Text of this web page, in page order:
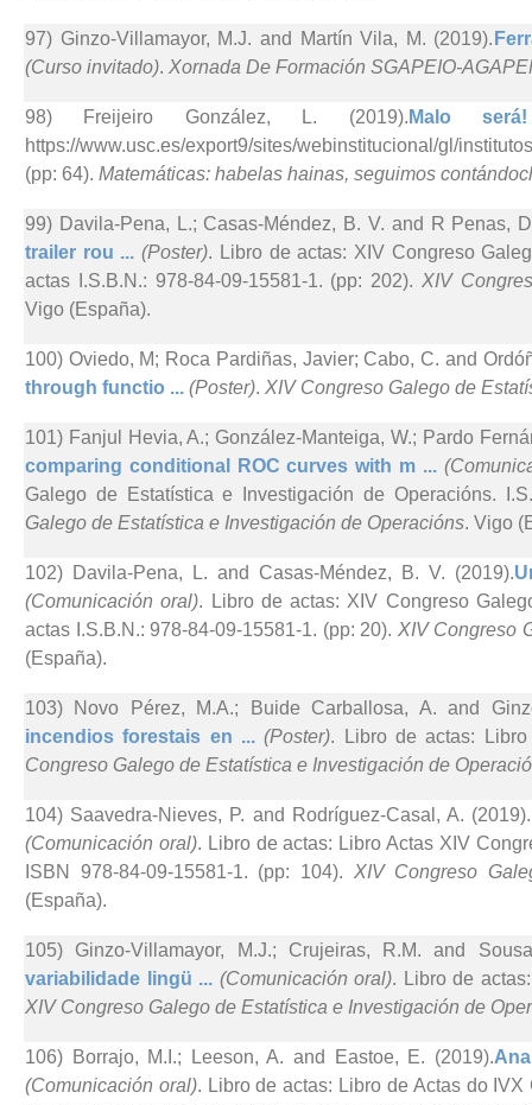
97) Ginzo-Villamayor, M.J. and Martín Vila, M. (2019).
(Curso invitado). Xornada De Formación SGAPEIO-
98) Freijeiro González, L. (2019). Malo
https://www.usc.es/export9/sites/webinstitucional/gl/
(pp: 64). Matemáticas: habelas hainas, seguimos
99) Davila-Pena, L.; Casas-Méndez, B. V. and R Penas,
trailer rou ...(Poster). Libro de actas: XIV Congreso
actas I.S.B.N.: 978-84-09-15581-1. (pp: 202). XIV
Vigo (España).
100) Oviedo, M; Roca Pardiñas, Javier; Cabo, C. and
through functio ... (Poster). XIV Congreso Galego de
101) Fanjul Hevia, A.; González-Manteiga, W.; Pardo
comparing conditional ROC curves with m ...
Galego de Estatística e Investigación de Operacións.
Galego de Estatística e Investigación de Operacións. Vigo
102) Davila-Pena, L. and Casas-Méndez, B. V. (2019).
(Comunicación oral). Libro de actas: XIV Congreso
actas I.S.B.N.: 978-84-09-15581-1. (pp: 20). XIV Congreso
(España).
103) Novo Pérez, M.A.; Buide Carballosa, A. and
incendios forestais en ...(Poster). Libro de actas:
Congreso Galego de Estatística e Investigación de
104) Saavedra-Nieves, P. and Rodríguez-Casal, A. (2019).
(Comunicación oral). Libro de actas: Libro Actas XIV
ISBN 978-84-09-15581-1. (pp: 104). XIV Congreso
(España).
105) Ginzo-Villamayor, M.J.; Crujeiras, R.M. and
variabilidade lingü ... (Comunicación oral). Libro de
XIV Congreso Galego de Estatística e Investigación de
106) Borrajo, M.I.; Leeson, A. and Eastoe, E. (2019).
(Comunicación oral). Libro de actas: Libro de Actas do